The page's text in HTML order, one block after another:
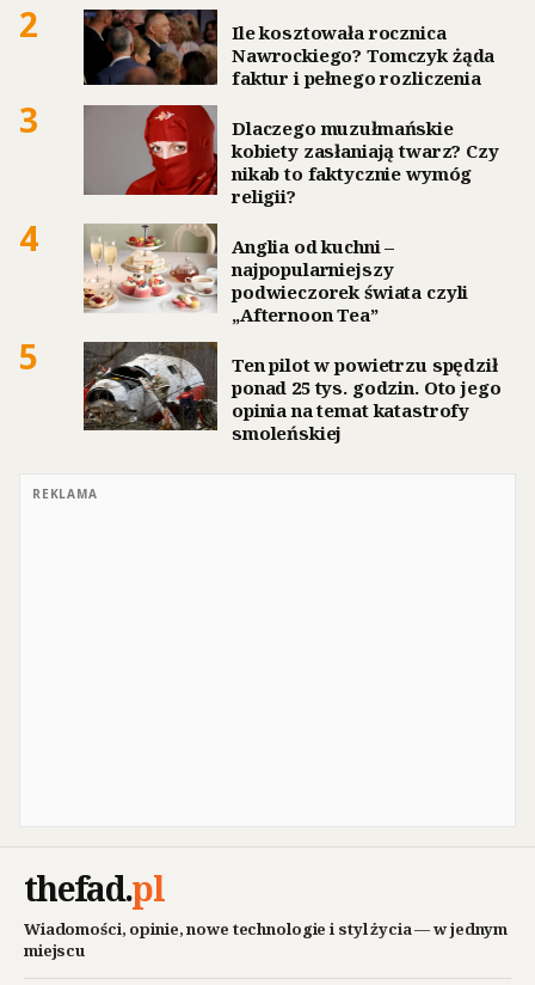
2
Ile kosztowała rocznica
Nawrockiego? Tomczyk żąda
faktur i pełnego rozliczenia
3
Dlaczego muzułmańskie
kobiety zasłaniają twarz? Czy
nikab to faktycznie wymóg
religii?
4
Anglia od kuchni –
najpopularniejszy
podwieczorek świata czyli
„Afternoon Tea”
5
Ten pilot w powietrzu spędził
ponad 25 tys. godzin. Oto jego
opinia na temat katastrofy
smoleńskiej
REKLAMA
thefad.pl
Wiadomości, opinie, nowe technologie i styl życia — w jednym
miejscu